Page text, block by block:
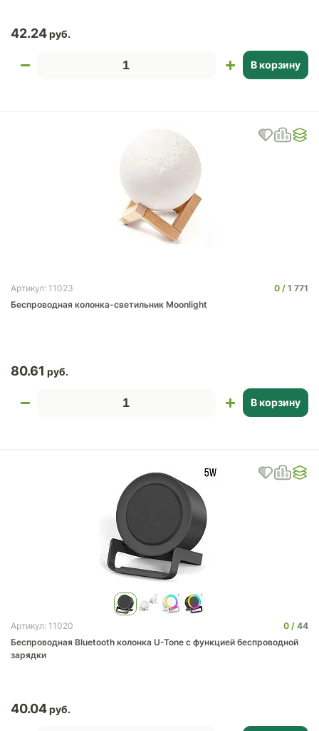
42.24
В корзину
Артикул: 11023 0
1 771
Беспроводная колонка-светильник Moonlight
80.61
В корзину
Артикул: 11020 0
44
Беспроводная Bluetooth колонка U-Tone c функцией беспроводной
зарядки
40.04